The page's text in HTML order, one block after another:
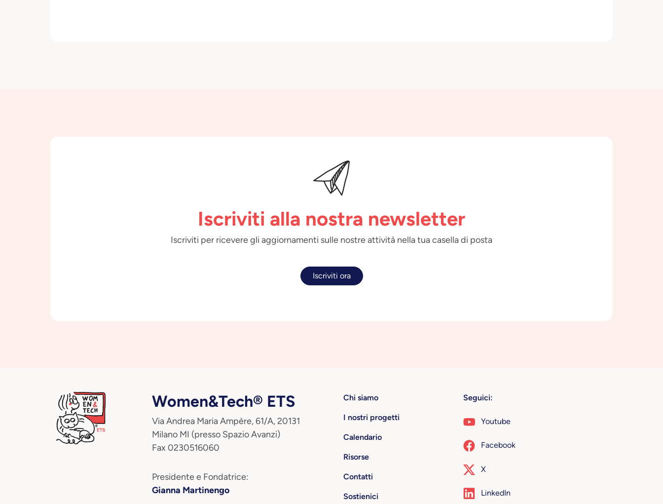
Iscriviti alla nostra newsletter
Iscriviti per ricevere gli aggiornamenti sulle nostre attività nella tua casella di posta
Iscriviti ora
Women&Tech® ETS
Via Andrea Maria Ampère, 61/A, 20131
Milano MI (presso Spazio Avanzi)
Fax 0230516060
Presidente e Fondatrice:
Gianna Martinengo
Chi siamo
I nostri progetti
Calendario
Risorse
Contatti
Sostienici
Seguici:
Youtube
Facebook
X
LinkedIn